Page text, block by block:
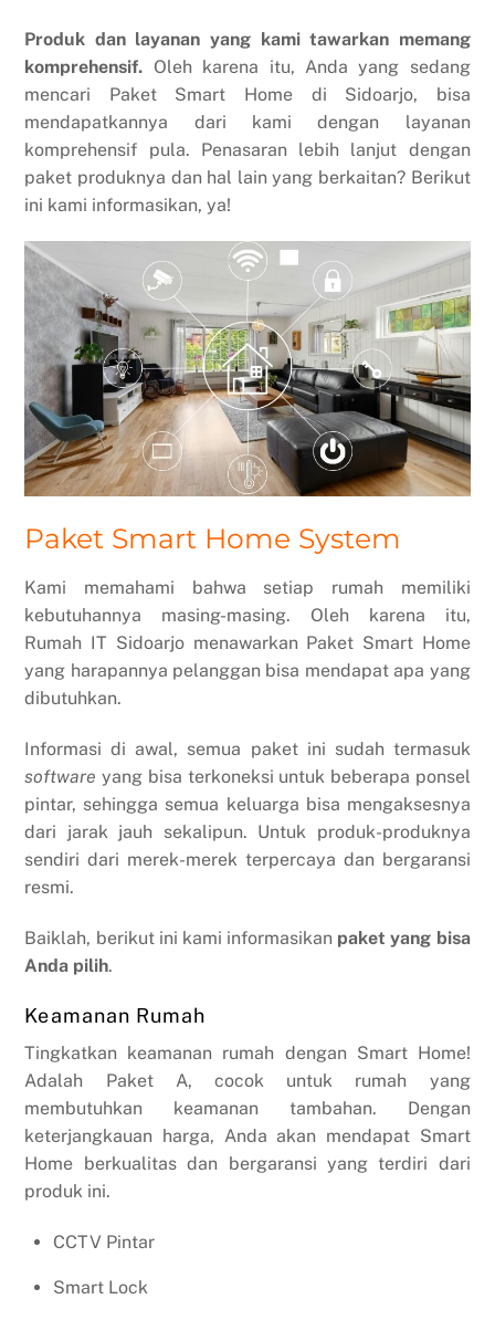
Produk dan layanan yang kami tawarkan memang
komprehensif. Oleh karena itu, Anda yang sedang
mencari Paket Smart Home di Sidoarjo, bisa
mendapatkannya dari kami dengan layanan
komprehensif pula. Penasaran lebih lanjut dengan
paket produknya dan hal lain yang berkaitan? Berikut
ini kami informasikan, ya!
Paket Smart Home System
Kami memahami bahwa setiap rumah memiliki
kebutuhannya masing-masing. Oleh karena itu,
Rumah IT Sidoarjo menawarkan Paket Smart Home
yang harapannya pelanggan bisa mendapat apa yang
dibutuhkan.
Informasi di awal, semua paket ini sudah termasuk
software yang bisa terkoneksi untuk beberapa ponsel
pintar, sehingga semua keluarga bisa mengaksesnya
dari jarak jauh sekalipun. Untuk produk-produknya
sendiri dari merek-merek terpercaya dan bergaransi
resmi.
Baiklah, berikut ini kami informasikan paket yang bisa
Anda pilih.
Keamanan Rumah
Tingkatkan keamanan rumah dengan Smart Home!
Adalah Paket A, cocok untuk rumah yang
membutuhkan keamanan tambahan. Dengan
keterjangkauan harga, Anda akan mendapat Smart
Home berkualitas dan bergaransi yang terdiri dari
produk ini.
CCTV Pintar
Smart Lock